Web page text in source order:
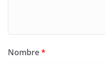
Nombre*